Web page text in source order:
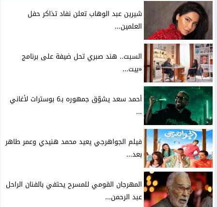
شيرين عبد الوهاب تعلن نفاد تذاكر حفل
العلمين...
السبت.. هند صبري تحل ضيفة على برنامج
«بيت...
أحمد سعد يشوّق جمهوره بـ6 بوسترات لأغاني
...
فيلم الجواهرجي يعيد محمد هنيدي وعمر طاهر
بعد...
المهرجان القومي للمسرح يحتفي بالفنان الراحل
عبد الرحمن...